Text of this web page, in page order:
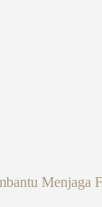
Menjaga